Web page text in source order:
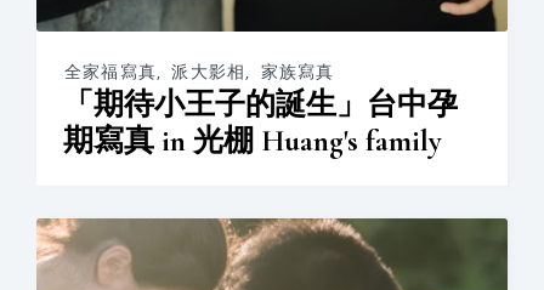
全家福寫真, 派大影相, 家族寫真
「期待小王子的誕生」台中孕
期寫真 in 光棚 Huang's family